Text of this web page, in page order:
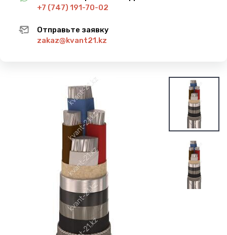
+7 (747) 191-70-02
Отправьте заявку
zakaz@kvant21.kz